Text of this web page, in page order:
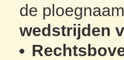
de
wedstrijden